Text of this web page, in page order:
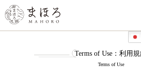
Terms of Use：利用
Terms of Use